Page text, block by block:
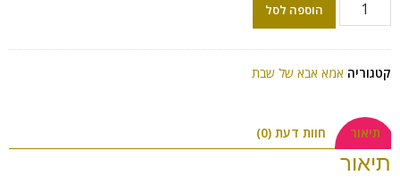
הוספה לסל
קטגוריה אמא אבא של שבת
תיאור חוות דעת (0)
תיאור